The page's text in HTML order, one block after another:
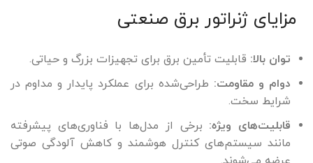
مزایای ژنراتور برق صنعتی
توان بالا: قابلیت تأمین برق برای تجهیزات بزرگ و حیاتی.
دوام و مقاومت: طراحی‌شده برای عملکرد پایدار و مداوم در
شرایط سخت.
قابلیت‌های ویژه: برخی از مدل‌ها با فناوری‌های پیشرفته
مانند سیستم‌های کنترل هوشمند و کاهش آلودگی صوتی